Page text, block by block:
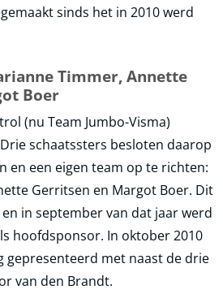
sinds het in 2010 werd
Timmer, Annette
Boer
(nu Team Jumbo-Visma)
schaatssters besloten daarop
en een eigen team op te richten:
Gerritsen en Margot Boer. Dit
in september van dat jaar werd
hoofdsponsor. In oktober 2010
gepresenteerd met naast de drie
van den Brandt.